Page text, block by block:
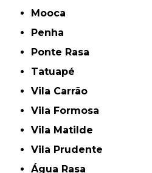
Mooca
Penha
Ponte Rasa
Tatuapé
Vila Carrão
Vila Formosa
Vila Matilde
Vila Prudente
Água Rasa